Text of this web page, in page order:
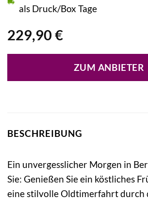
229,90 €
als Druck/Box Tage
ZUM ANBIETER
BESCHREIBUNG
Ein unvergesslicher Morgen in
Sie: Genießen Sie ein köstliches
eine stilvolle Oldtimerfahrt durch